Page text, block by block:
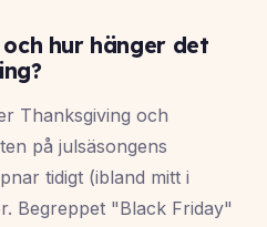
hur hänger det
Thanksgiving och
på julsäsongens
tidigt (ibland mitt i
Begreppet "Black Friday"